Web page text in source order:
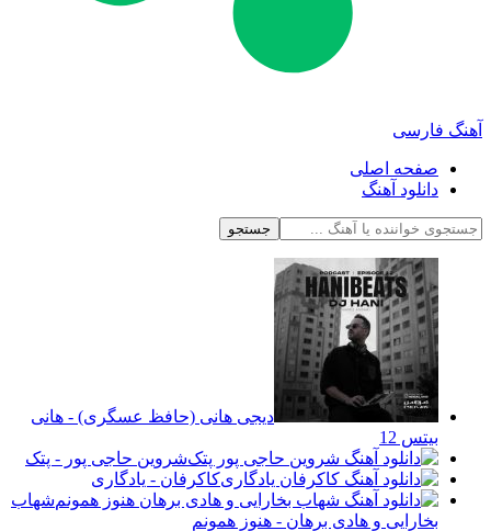
آهنگ فارسی
صفحه اصلی
دانلود آهنگ
جستجو
دیجی هانی (حافظ عسگری) - هانی
بیتس 12
شروین حاجی پور - پتک
کاکرفان - یادگاری
شهاب
بخارایی و هادی برهان - هنوز همونم